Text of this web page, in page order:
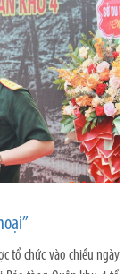
tổ chức vào chiều ngày